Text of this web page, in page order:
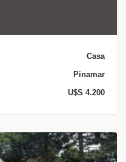
Casa
Pinamar
U$S 4.200